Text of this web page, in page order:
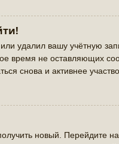
удалил вашу учётную
время не оставляющих
снова и активнее
новый. Перейдите